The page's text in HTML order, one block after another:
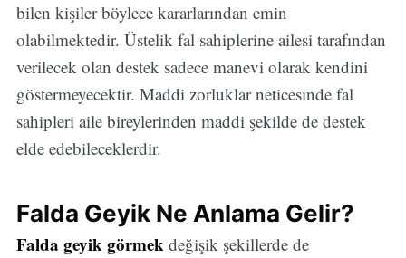
bilen kişiler böylece kararlarından emin
olabilmektedir. Üstelik fal sahiplerine ailesi tarafından
verilecek olan destek sadece manevi olarak kendini
göstermeyecektir. Maddi zorluklar neticesinde fal
sahipleri aile bireylerinden maddi şekilde de destek
elde edebileceklerdir.
Falda Geyik Ne Anlama Gelir?
Falda geyik görmek değişik şekillerde de